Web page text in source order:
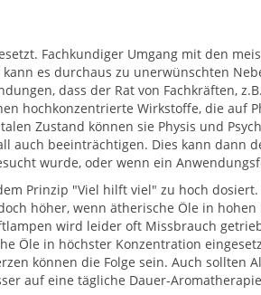
Fachkundiger Umgang mit den
es durchaus zu unerwünschten
dass der Rat von Fachkräften,
hochkonzentrierte Wirkstoffe, die auf
Zustand können sie Physis und
auch beeinträchtigen. Dies kann dann
wurde, oder wenn ein
Prinzip "Viel hilft viel" zu hoch dosiert.
höher, wenn ätherische Öle in
wird leider oft Missbrauch
Öle in höchster Konzentration
können die Folge sein. Auch sollten
auf eine tägliche Dauer-